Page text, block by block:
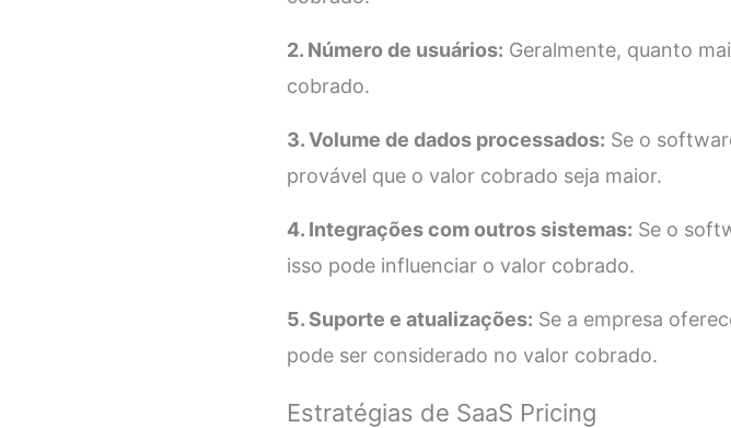
2. Número de usuários: Geralmente, quanto
cobrado.
3. Volume de dados processados: Se o
provável que o valor cobrado seja maior.
4. Integrações com outros sistemas: Se o
isso pode influenciar o valor cobrado.
5. Suporte e atualizações: Se a empresa
pode ser considerado no valor cobrado.
Estratégias de SaaS Pricing